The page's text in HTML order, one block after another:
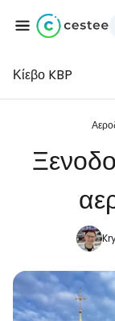
Κίεβο KBP
... η